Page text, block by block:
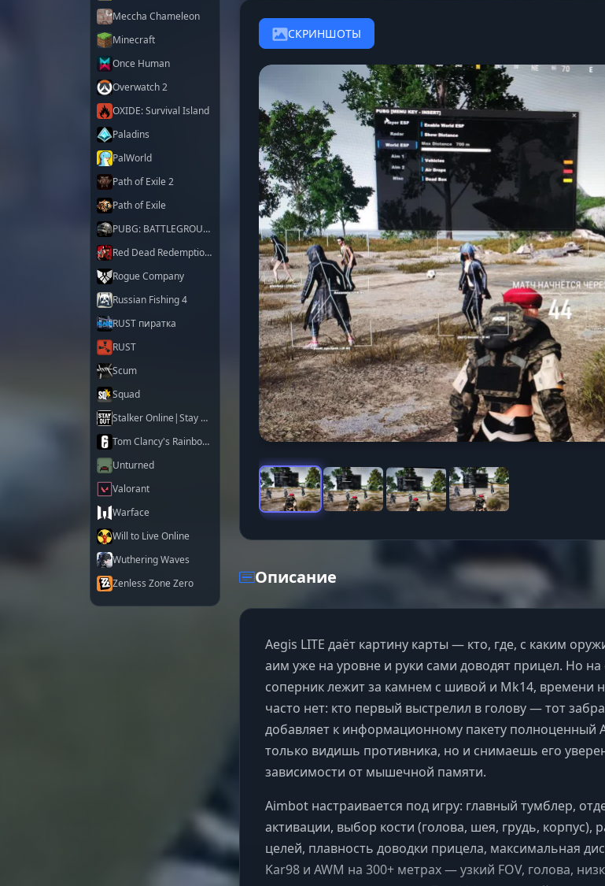
Meccha Chameleon
Minecraft
Once Human
Overwatch 2
OXIDE: Survival Island
Paladins
PalWorld
Path of Exile 2
Path of Exile
PUBG: BATTLEGROUNDS
Red Dead Redemption 2
Rogue Company
Russian Fishing 4
RUST пиратка
RUST
Scum
Squad
Stalker Online|Stay Out
Tom Clancy's Rainbow Six Siege X
Unturned
Valorant
Warface
Will to Live Online
Wuthering Waves
Zenless Zone Zero
СКРИНШОТЫ
Описание
Aegis LITE даёт картину карты — кто, где, с каким
аим уже на уровне и руки сами доводят прицел. Но на
соперник лежит за камнем с шивой и Mk14, времени
часто нет: кто первый выстрелил в голову — тот
добавляет к информационному пакету полноценный
только видишь противника, но и снимаешь его
зависимости от мышечной памяти.
Aimbot настраивается под игру: главный тумблер,
активации, выбор кости (голова, шея, грудь, корпус),
целей, плавность доводки прицела, максимальная
Kar98 и AWM на 300+ метрах — узкий FOV, голова,